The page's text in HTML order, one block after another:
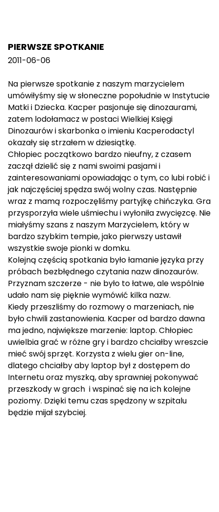
PIERWSZE SPOTKANIE
2011-06-06
Na pierwsze spotkanie z naszym marzycielem
umówiłyśmy się w słoneczne popołudnie w Instytucie
Matki i Dziecka. Kacper pasjonuje się dinozaurami,
zatem lodołamacz w postaci Wielkiej Księgi
Dinozaurów i skarbonka o imieniu Kacperodactyl
okazały się strzałem w dziesiątkę.
Chłopiec początkowo bardzo nieufny, z czasem
zaczął dzielić się z nami swoimi pasjami i
zainteresowaniami opowiadając o tym, co lubi robić i
jak najczęściej spędza swój wolny czas. Następnie
wraz z mamą rozpoczęliśmy partyjkę chińczyka. Gra
przysporzyła wiele uśmiechu i wyłoniła zwycięzcę. Nie
miałyśmy szans z naszym Marzycielem, który w
bardzo szybkim tempie, jako pierwszy ustawił
wszystkie swoje pionki w domku.
Kolejną częścią spotkania było łamanie języka przy
próbach bezbłędnego czytania nazw dinozaurów.
Przyznam szczerze - nie było to łatwe, ale wspólnie
udało nam się pięknie wymówić kilka nazw.
Kiedy przeszliśmy do rozmowy o marzeniach, nie
było chwili zastanowienia. Kacper od bardzo dawna
ma jedno, największe marzenie: laptop. Chłopiec
uwielbia grać w różne gry i bardzo chciałby wreszcie
mieć swój sprzęt. Korzysta z wielu gier on-line,
dlatego chciałby aby laptop był z dostępem do
Internetu oraz myszką, aby sprawniej pokonywać
przeszkody w grach i wspinać się na ich kolejne
poziomy. Dzięki temu czas spędzony w szpitalu
będzie mijał szybciej.